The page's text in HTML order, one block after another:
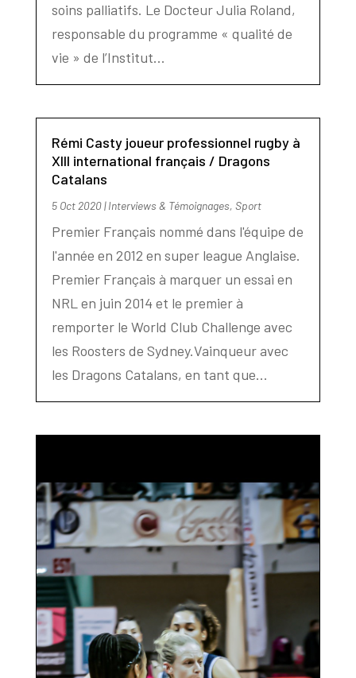
soins palliatifs. Le Docteur Julia Roland,
responsable du programme « qualité de
vie » de l’Institut...
Rémi Casty joueur professionnel rugby à
XIII international français / Dragons
Catalans
5 Oct 2020|Interviews & Témoignages, Sport
Premier Français nommé dans l'équipe de
l'année en 2012 en super league Anglaise.
Premier Français à marquer un essai en
NRL en juin 2014 et le premier à
remporter le World Club Challenge avec
les Roosters de Sydney.Vainqueur avec
les Dragons Catalans, en tant que...